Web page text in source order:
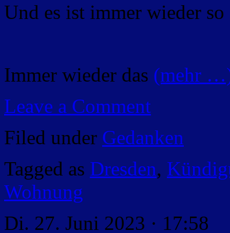
Und es ist immer wieder
Immer wieder das (mehr
Leave a Comment
Filed under Gedanken
Tagged as Dresden,
Wohnung
Di. 27. Juni 2023 · 17:58